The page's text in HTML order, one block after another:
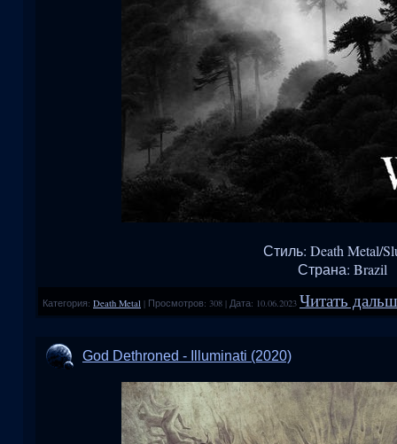
Стиль: Death Metal/
Страна: Brazil
Категория: Death Metal | Просмотров: 308 | Дата: 10.06.2023 Читать
God Dethroned - Illuminati (2020)